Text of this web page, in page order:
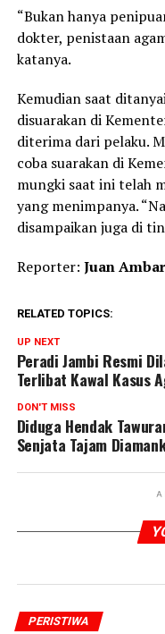
“Bukan hanya
dokter, penistaan
katanya.
Kemudian saat
disuarakan di
diterima dari pelaku.
coba suarakan di
mungki saat ini telah
yang menimpanya.
disampaikan juga di
Reporter: Juan
RELATED TOPICS:
UP NEXT
Peradi Jambi Resmi
Terlibat Kawal Kasus
DON'T MISS
Diduga Hendak
Senjata Tajam
PERISTIWA